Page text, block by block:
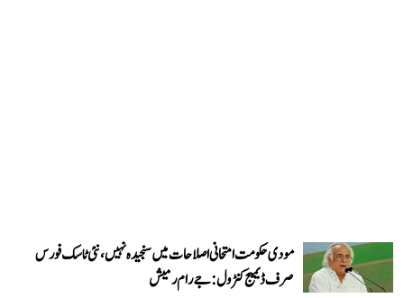
مودی حکومت امتحانی اصلاحات میں سنجیدہ نہیں، نئی ٹاسک فورس
صرف ڈیمیج کنٹرول: جے رام رمیش